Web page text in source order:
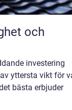
investering
yttersta vikt för
bästa erbjuder